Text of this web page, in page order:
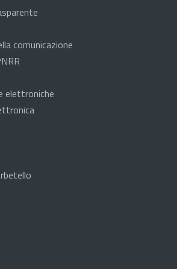
comunicazione
elettroniche